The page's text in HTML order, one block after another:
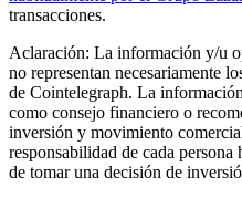
transacciones.
Aclaración: La información y/u
no representan necesariamente
de Cointelegraph. La
como consejo financiero o
inversión y movimiento
responsabilidad de cada
de tomar una decisión de